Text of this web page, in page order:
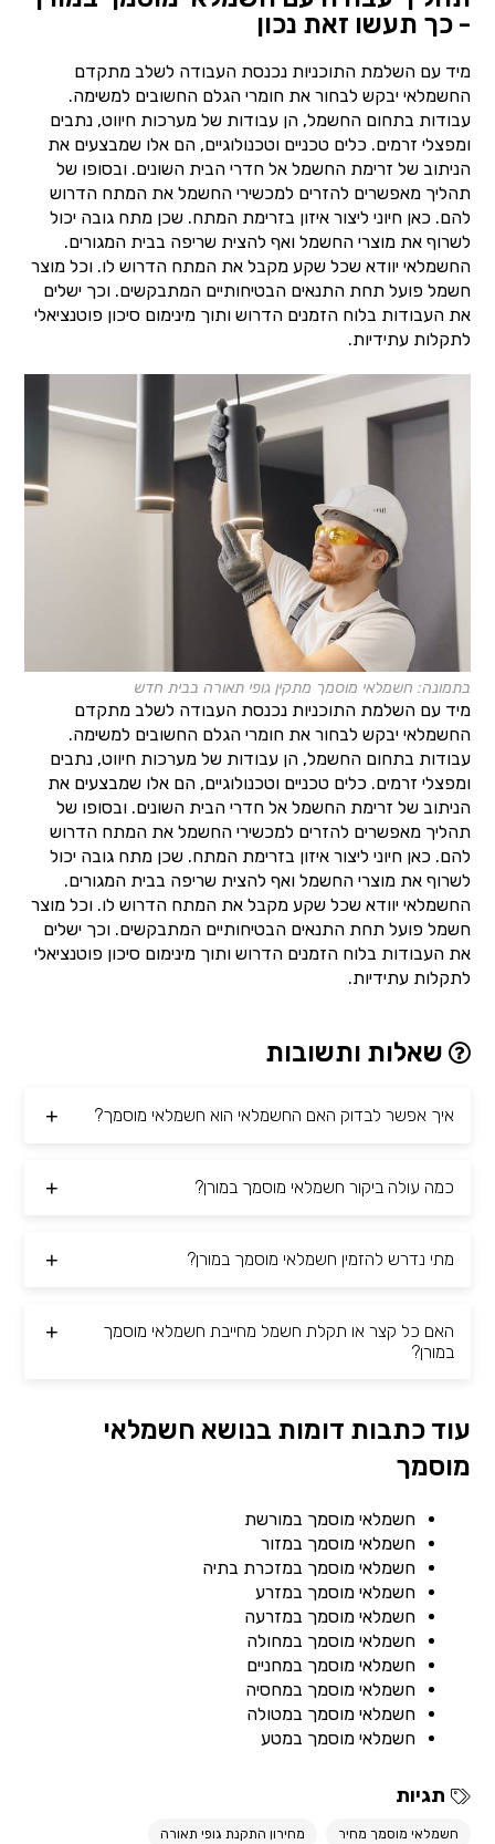
- כך תעשו זאת נכון
מיד עם השלמת התוכניות נכנסת העבודה לשלב מתקדם
החשמלאי יבקש לבחור את חומרי הגלם החשובים למשימה.
עבודות בתחום החשמל, הן עבודות של מערכות חיווט, נתבים
ומפצלי זרמים. כלים טכניים וטכנולוגיים, הם אלו שמבצעים את
הניתוב של זרימת החשמל אל חדרי הבית השונים. ובסופו של
תהליך מאפשרים להזרים למכשירי החשמל את המתח הדרוש
להם. כאן חיוני ליצור איזון בזרימת המתח. שכן מתח גובה יכול
לשרוף את מוצרי החשמל ואף להצית שריפה בבית המגורים.
החשמלאי יוודא שכל שקע מקבל את המתח הדרוש לו. וכל מוצר
חשמל פועל תחת התנאים הבטיחותיים המתבקשים. וכך ישלים
את העבודות בלוח הזמנים הדרוש ותוך מינימום סיכון פוטנציאלי
לתקלות עתידיות.
בתמונה: חשמלאי מוסמך מתקין גופי תאורה בבית חדש
מיד עם השלמת התוכניות נכנסת העבודה לשלב מתקדם
החשמלאי יבקש לבחור את חומרי הגלם החשובים למשימה.
עבודות בתחום החשמל, הן עבודות של מערכות חיווט, נתבים
ומפצלי זרמים. כלים טכניים וטכנולוגיים, הם אלו שמבצעים את
הניתוב של זרימת החשמל אל חדרי הבית השונים. ובסופו של
תהליך מאפשרים להזרים למכשירי החשמל את המתח הדרוש
להם. כאן חיוני ליצור איזון בזרימת המתח. שכן מתח גובה יכול
לשרוף את מוצרי החשמל ואף להצית שריפה בבית המגורים.
החשמלאי יוודא שכל שקע מקבל את המתח הדרוש לו. וכל מוצר
חשמל פועל תחת התנאים הבטיחותיים המתבקשים. וכך ישלים
את העבודות בלוח הזמנים הדרוש ותוך מינימום סיכון פוטנציאלי
לתקלות עתידיות.
שאלות ותשובות
איך אפשר לבדוק האם החשמלאי הוא חשמלאי מוסמך?
כמה עולה ביקור חשמלאי מוסמך במורן?
מתי נדרש להזמין חשמלאי מוסמך במורן?
האם כל קצר או תקלת חשמל מחייבת חשמלאי מוסמך
במורן?
עוד כתבות דומות בנושא חשמלאי
מוסמך
חשמלאי מוסמך במורשת
חשמלאי מוסמך במזור
חשמלאי מוסמך במזכרת בתיה
חשמלאי מוסמך במזרע
חשמלאי מוסמך במזרעה
חשמלאי מוסמך במחולה
חשמלאי מוסמך במחניים
חשמלאי מוסמך במחסיה
חשמלאי מוסמך במטולה
חשמלאי מוסמך במטע
תגיות
חשמלאי מוסמך מחיר מחירון התקנת גופי תאורה